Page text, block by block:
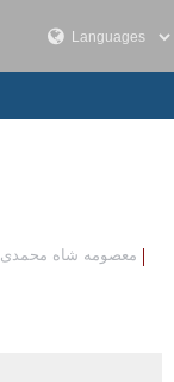
معصومه شاه محمدی